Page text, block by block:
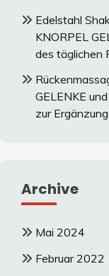
Edelstahl
KNORPEL
des täglichen
GELENKE
zur
Archive
Mai 2024
Februar 2022